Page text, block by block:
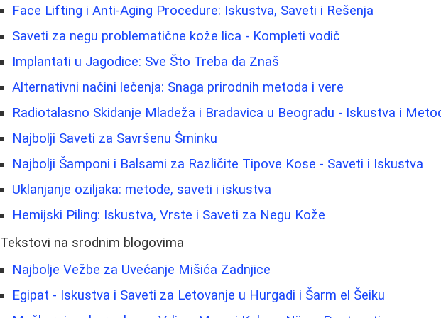
Face Lifting i Anti-Aging Procedure: Iskustva, Saveti i Rešenja
Saveti za negu problematične kože lica - Kompleti vodič
Implantati u Jagodice: Sve Što Treba da Znaš
Alternativni načini lečenja: Snaga prirodnih metoda i vere
Radiotalasno Skidanje Mladeža i Bradavica u Beogradu - Iskustva i
Najbolji Saveti za Savršenu Šminku
Najbolji Šamponi i Balsami za Različite Tipove Kose - Saveti i Iskustva
Uklanjanje oziljaka: metode, saveti i iskustva
Hemijski Piling: Iskustva, Vrste i Saveti za Negu Kože
Tekstovi na srodnim blogovima
Najbolje Vežbe za Uvećanje Mišića Zadnjice
Egipat - Iskustva i Saveti za Letovanje u Hurgadi i Šarm el Šeiku